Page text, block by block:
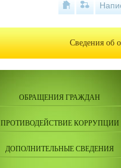
ОБРАЩЕНИЯ ГРАЖДАН
ПРОТИВОДЕЙСТВИЕ КОРРУПЦИИ
ДОПОЛНИТЕЛЬНЫЕ СВЕДЕНИЯ
Сведения об